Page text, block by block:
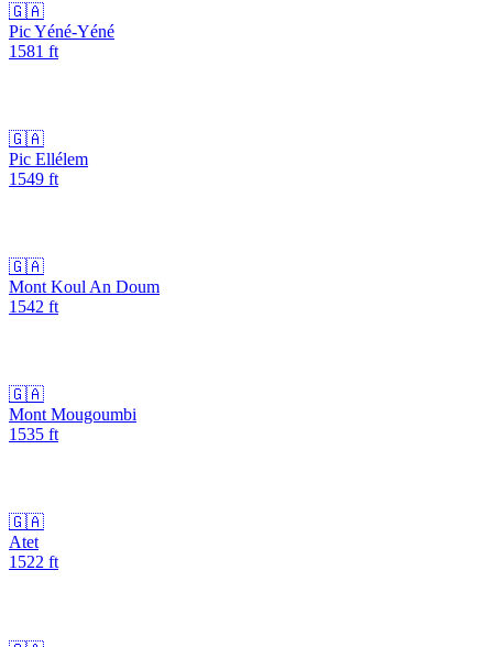
🇬🇦
Pic Yéné-Yéné
1581 ft
🇬🇦
Pic Ellélem
1549 ft
🇬🇦
Mont Koul An Doum
1542 ft
🇬🇦
Mont Mougoumbi
1535 ft
🇬🇦
Atet
1522 ft